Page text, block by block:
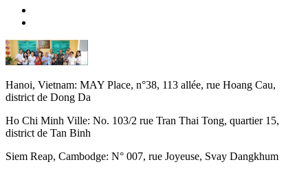
Hanoi, Vietnam: MAY Place, n°38, 113 allée, rue Hoang Cau,
district de Dong Da
Ho Chi Minh Ville: No. 103/2 rue Tran Thai Tong, quartier 15,
district de Tan Binh
Siem Reap, Cambodge: N° 007, rue Joyeuse, Svay Dangkhum